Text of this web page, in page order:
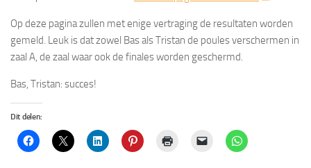
Op deze pagina zullen met enige vertraging de resultaten worden
gemeld. Leuk is dat zowel Bas als Tristan de poules verschermen in
zaal A, de zaal waar ook de finales worden geschermd.
Bas, Tristan: succes!
Dit delen: